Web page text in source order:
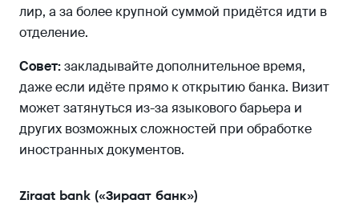
лир, а за более крупной суммой придётся идти в
отделение.
Совет:закладывайте дополнительное время,
даже если идёте прямо к открытию банка. Визит
может затянуться из-за языкового барьера и
других возможных сложностей при обработке
иностранных документов.
Ziraat bank («Зираат банк»)